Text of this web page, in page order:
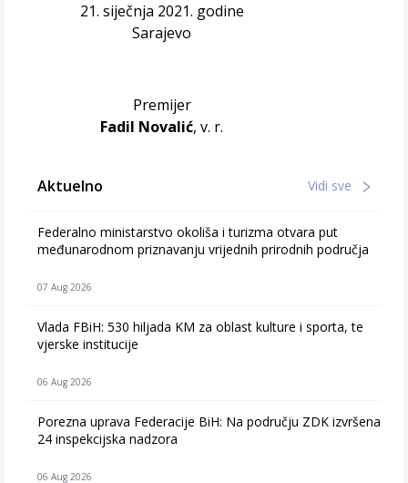
21. siječnja 2021. godine
Sarajevo
Premijer
Fadil Novalić, v. r.
Aktuelno Vidi sve
Federalno ministarstvo okoliša i turizma otvara put
međunarodnom priznavanju vrijednih prirodnih područja
07 Aug 2026
Vlada FBiH: 530 hiljada KM za oblast kulture i sporta, te
vjerske institucije
06 Aug 2026
Porezna uprava Federacije BiH: Na području ZDK izvršena
24 inspekcijska nadzora
06 Aug 2026